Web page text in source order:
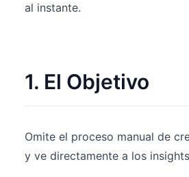
al instante.
1. El Objetivo
Omite el proceso manual de
y ve directamente a los